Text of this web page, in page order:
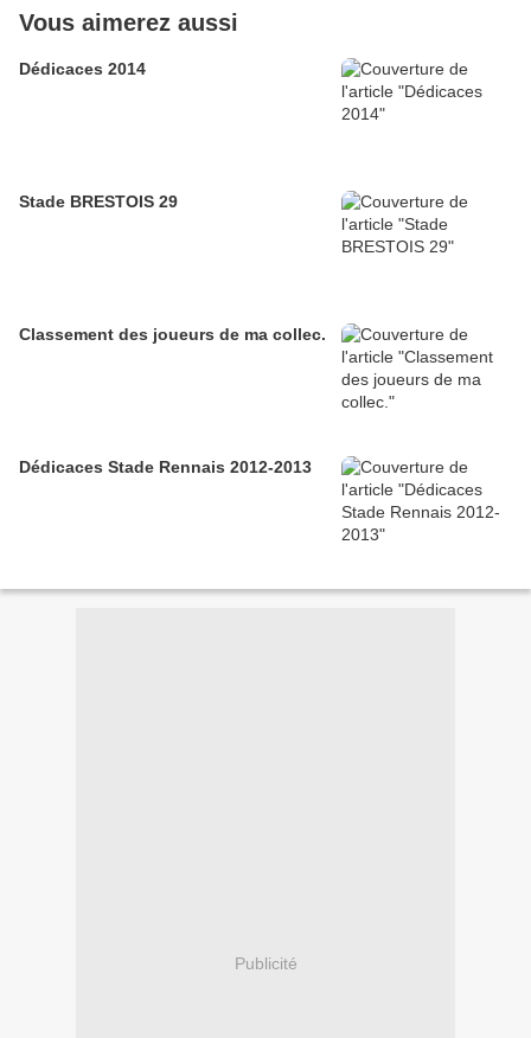
Vous aimerez aussi
Dédicaces 2014
Stade BRESTOIS 29
Classement des joueurs de ma collec.
Dédicaces Stade Rennais 2012-2013
Publicité